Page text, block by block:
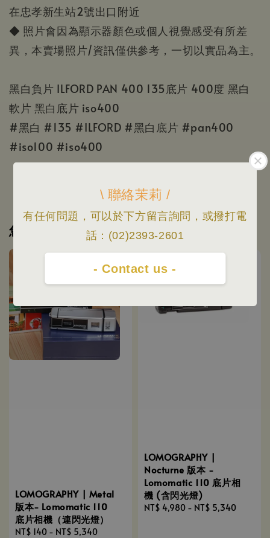
\ 聯絡茉莉 /
有任何問題，可以於下方留言詢問，或撥打電
話：(02)2393-2601
- Contact us -
在忠孝新生站2號出口附近
◆ 照片會因為顯示器顏色或個人視覺感受有所差
異，本賣場照片/資訊僅供參考，一切以實品為主。
黑白負片 ILFORD PAN 400 135底片 400度 黑白
軟片 黑白底片 iso400
#黑白 #135 #ILFORD #黑白底片 #pan400
#iso100 #iso400
您可能也喜歡
LOMOGRAPHY | Metal
版本- Lomomatic 110
底片相機（連閃光燈）
Regular
NT$ 140 - NT$ 5,340
LOMOGRAPHY |
Nocturne 版本 -
Lomomatic 110 底片相
機 (含閃光燈)
Regular
NT$ 4,980 - NT$ 5,340